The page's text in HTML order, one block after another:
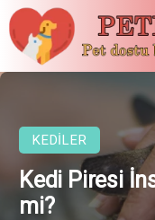
KEDILER
Kedi Piresi
mi?